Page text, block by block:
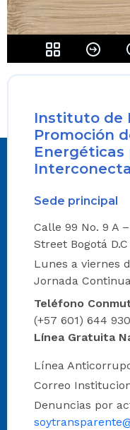
Instituto de
Promoción
Energéticas
Sede principal
Calle 99 No. 9 A
Street Bogotá
Lunes a viernes
Jornada
Teléfono
(+57 601) 644
Línea Gratuita
Línea
Correo
Denuncias por